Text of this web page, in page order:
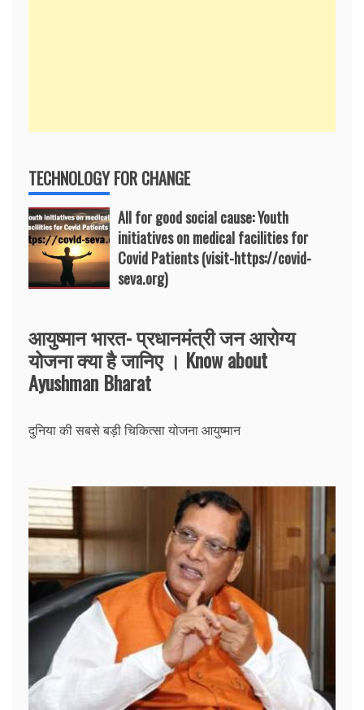
TECHNOLOGY FOR CHANGE
All for good social cause: Youth
initiatives on medical facilities for
Covid Patients (visit-https://covid-
seva.org)
आयुष्मान भारत- प्रधानमंत्री जन आरोग्य
योजना क्या है जानिए । Know about
Ayushman Bharat
दुनिया की सबसे बड़ी चिकित्सा योजना आयुष्मान